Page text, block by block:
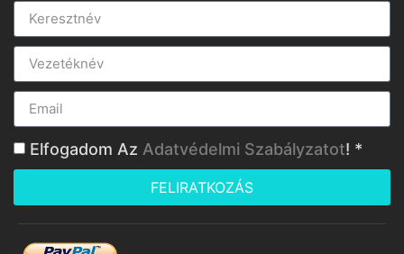
Elfogadom Az Adatvédelmi Szabályzatot! *
FELIRATKOZÁS